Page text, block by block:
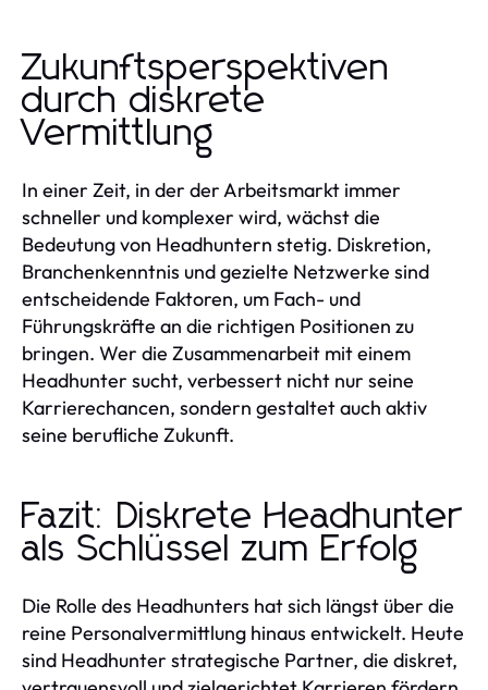
Zukunftsperspektiven
durch diskrete
Vermittlung
In einer Zeit, in der der Arbeitsmarkt immer
schneller und komplexer wird, wächst die
Bedeutung von Headhuntern stetig. Diskretion,
Branchenkenntnis und gezielte Netzwerke sind
entscheidende Faktoren, um Fach- und
Führungskräfte an die richtigen Positionen zu
bringen. Wer die Zusammenarbeit mit einem
Headhunter sucht, verbessert nicht nur seine
Karrierechancen, sondern gestaltet auch aktiv
seine berufliche Zukunft.
Fazit: Diskrete Headhunter
als Schlüssel zum Erfolg
Die Rolle des Headhunters hat sich längst über die
reine Personalvermittlung hinaus entwickelt. Heute
sind Headhunter strategische Partner, die diskret,